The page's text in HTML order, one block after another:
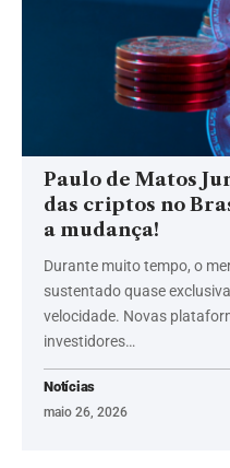
Paulo de Matos
das criptos no
a mudança!
Durante muito tempo, o
sustentado quase
velocidade. Novas
investidores…
Notícias
maio 26, 2026